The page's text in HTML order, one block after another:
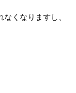
くなりますし、